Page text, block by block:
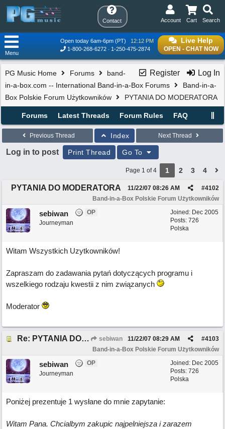
Contact Search
Cart
Account
Live Help
OPEN - CHAT NOW
Open today 6am-6pm (PT)
12:12 PM
1-800-268-6272
1-250-475-2874
Menu
Register Log In
PG Music Home Forums
band-
in-a-box.com -- International Band-in-a-Box Forums
Band-in-a-
Box Polskie Forum Użytkowników
PYTANIA DO MODERATORA
Forums Latest Threads Forum Rules FAQ
Previous Thread Index Next Thread
Log in to post Print Thread Go To
Page 1 of 4 1 2 3 4
PYTANIA DO MODERATORA #4102
11/22/07 08:26 AM
Band-in-a-Box Polskie Forum Użytkowników
Joined: Dec 2005
Posts: 726
Polska
sebiwan
OP
Journeyman
Witam Wszystkich Uzytkowników!
Zapraszam do zadawania pytań dotyczących programu i
wszelkiego rodzaju kwestii z nim związanych
Moderator
Re: PYTANIA DO MODERATORA sebiwan #4103
11/22/07 08:29 AM
Band-in-a-Box Polskie Forum Użytkowników
Joined: Dec 2005
Posts: 726
Polska
sebiwan
OP
Journeyman
Poniżej prezentuje 1 wysłane do mnie zapytanie:
Witam Pana. Chcialbym zakupic najpelniejsza i zarazem